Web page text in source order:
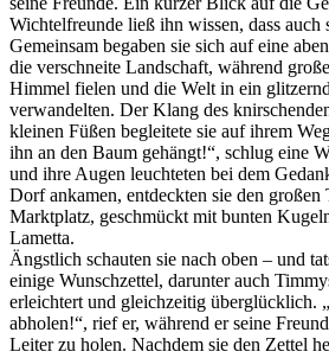
Wichtelfreunde ließ ihn wissen, dass auch
Gemeinsam begaben sie sich auf eine
die verschneite Landschaft, während
Himmel fielen und die Welt in ein
verwandelten. Der Klang des
kleinen Füßen begleitete sie auf ihrem
ihn an den Baum gehängt!“, schlug eine
und ihre Augen leuchteten bei dem
Dorf ankamen, entdeckten sie den großen
Marktplatz, geschmückt mit bunten
Lametta.
Ängstlich schauten sie nach oben – und
einige Wunschzettel, darunter auch
erleichtert und gleichzeitig überglücklich.
abholen!“, rief er, während er seine
Leiter zu holen. Nachdem sie den Zettel